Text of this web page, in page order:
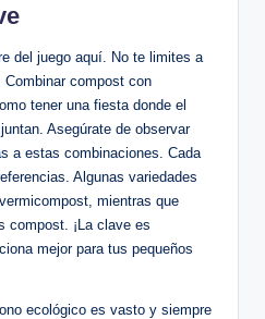
del juego aquí. No te limites a
compost con
tener una fiesta donde el
Asegúrate de observar
a estas combinaciones. Cada
Algunas variedades
mientras que
compost. ¡La clave es
mejor para tus pequeños
ecológico es vasto y siempre